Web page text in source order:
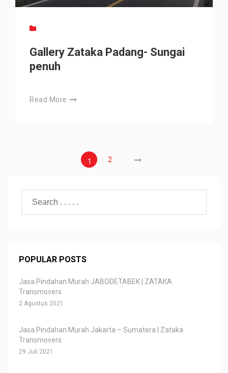
Gallery Zataka Padang- Sungai
penuh
Read More
1 2
POPULAR POSTS
Jasa Pindahan Murah JABODETABEK | ZATAKA
Transmovers
2 Agustus 2021
Jasa Pindahan Murah Jakarta – Sumatera | Zataka
Transmovers
29 Juli 2021